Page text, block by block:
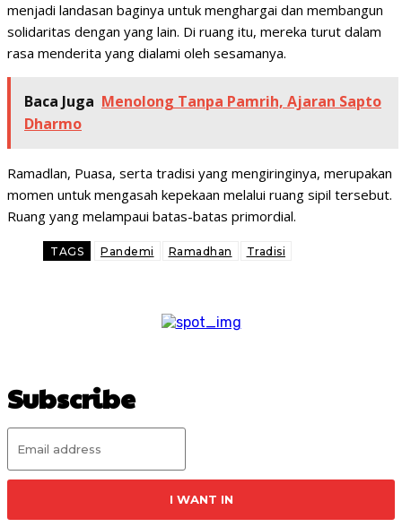
menjadi landasan baginya untuk menghargai dan membangun
solidaritas dengan yang lain. Di ruang itu, mereka turut dalam
rasa menderita yang dialami oleh sesamanya.
Baca Juga Menolong Tanpa Pamrih, Ajaran Sapto
Dharmo
Ramadlan, Puasa, serta tradisi yang mengiringinya, merupakan
momen untuk mengasah kepekaan melalui ruang sipil tersebut.
Ruang yang melampaui batas-batas primordial.
TAGS Pandemi Ramadhan Tradisi
Subscribe
I WANT IN